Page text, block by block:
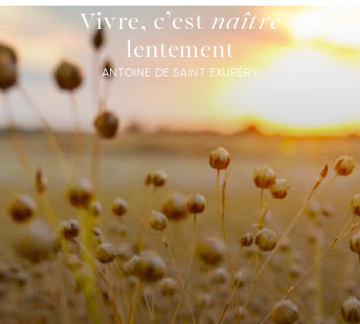
Vivre, c’est naître
lentement
ANTOINE DE SAINT EXUPÉRY